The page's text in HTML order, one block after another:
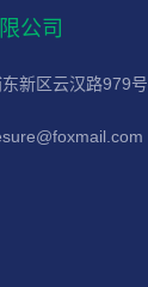
公司
新区云汉路979号